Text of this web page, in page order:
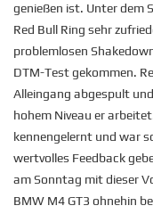
genießen ist. Unter dem
Red Bull Ring sehr
problemlosen
DTM-Test gekommen.
Alleingang abgespult
hohem Niveau er
kennengelernt und war
wertvolles Feedback
am Sonntag mit dieser
BMW M4 GT3 ohnehin